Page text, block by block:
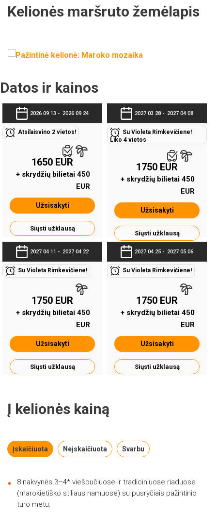
Kelionės maršruto žemėlapis
Datos ir kainos
2026 09 13 - 2026 09 24
Atsilaisvino 2 vietos!
1650 EUR
+ skrydžių bilietai 450
EUR
Užsisakyti
Siųsti užklausą
2027 03 28 - 2027 04 08
Su Violeta Rimkevičiene!
Liko 4 vietos
1750 EUR
+ skrydžių bilietai 450
EUR
Užsisakyti
Siųsti užklausą
2027 04 11 - 2027 04 22
Su Violeta Rimkevičiene!
1750 EUR
+ skrydžių bilietai 450
EUR
Užsisakyti
Siųsti užklausą
2027 04 25 - 2027 05 06
Su Violeta Rimkevičiene!
1750 EUR
+ skrydžių bilietai 450
EUR
Užsisakyti
Siųsti užklausą
Į kelionės kainą
Įskaičiuota Neįskaičiuota Svarbu
8 nakvynės 3–4* viešbučiuose ir tradiciniuose riaduose
(marokietiško stiliaus namuose) su pusryčiais pažintinio
turo metu.